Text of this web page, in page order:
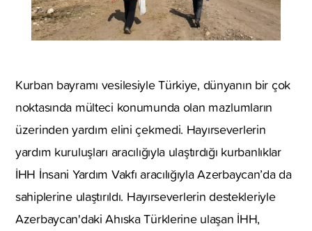
Kurban bayramı vesilesiyle Türkiye, dünyanın bir çok
noktasında mülteci konumunda olan mazlumların
üzerinden yardım elini çekmedi. Hayırseverlerin
yardım kuruluşları aracılığıyla ulaştırdığı kurbanlıklar
İHH İnsani Yardım Vakfı aracılığıyla Azerbaycan’da da
sahiplerine ulaştırıldı. Hayırseverlerin destekleriyle
Azerbaycan'daki Ahıska Türklerine ulaşan İHH,